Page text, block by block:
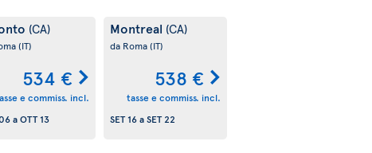
(CA)
(IT)
534 €
e commiss. incl.
aOTT 13
Montreal (CA)
da Roma(IT)
538 €
tasse e commiss. incl.
SET 16aSET 22